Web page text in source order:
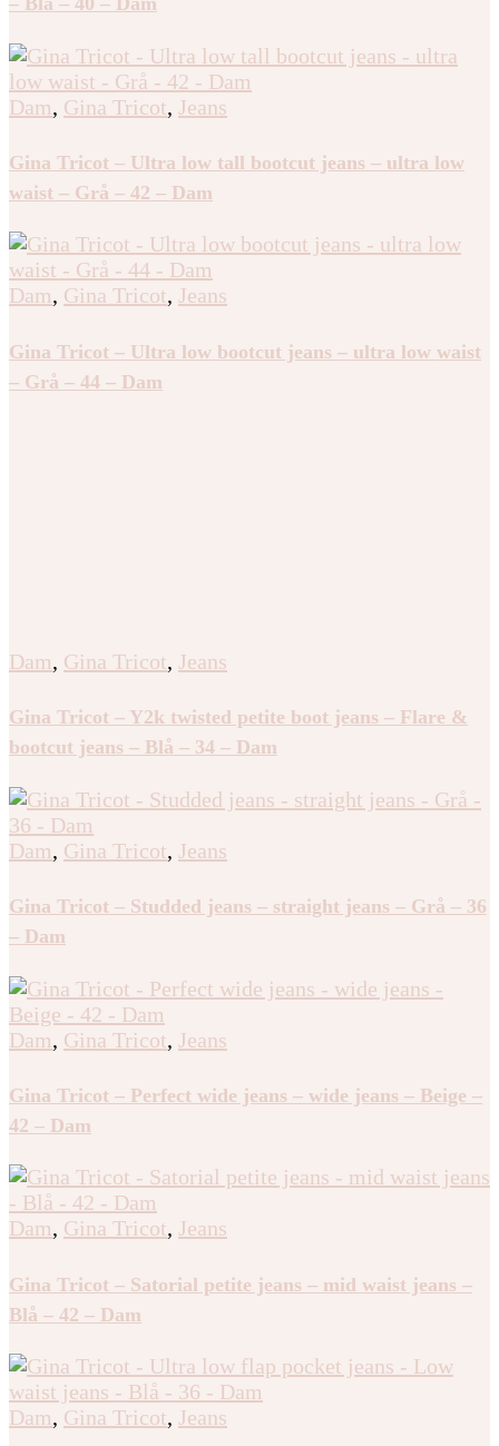
Dam, Gina Tricot, Jeans
Gina Tricot – Ultra low tall bootcut jeans – ultra low
waist – Grå – 42 – Dam
Dam, Gina Tricot, Jeans
Gina Tricot – Ultra low bootcut jeans – ultra low waist
– Grå – 44 – Dam
Dam, Gina Tricot, Jeans
Gina Tricot – Y2k twisted petite boot jeans – Flare &
bootcut jeans – Blå – 34 – Dam
Dam, Gina Tricot, Jeans
Gina Tricot – Studded jeans – straight jeans – Grå – 36
– Dam
Dam, Gina Tricot, Jeans
Gina Tricot – Perfect wide jeans – wide jeans – Beige –
42 – Dam
Dam, Gina Tricot, Jeans
Gina Tricot – Satorial petite jeans – mid waist jeans –
Blå – 42 – Dam
Dam, Gina Tricot, Jeans